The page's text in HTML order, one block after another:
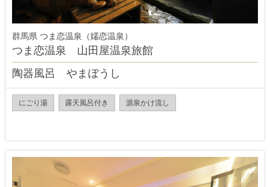
群馬県 つま恋温泉（嬬恋温泉）
つま恋温泉 山田屋温泉旅館
陶器風呂 やまぼうし
にごり湯 露天風呂付き 源泉かけ流し